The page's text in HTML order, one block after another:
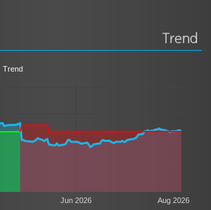
Trend
Trend
Jun 2026 Aug 2026